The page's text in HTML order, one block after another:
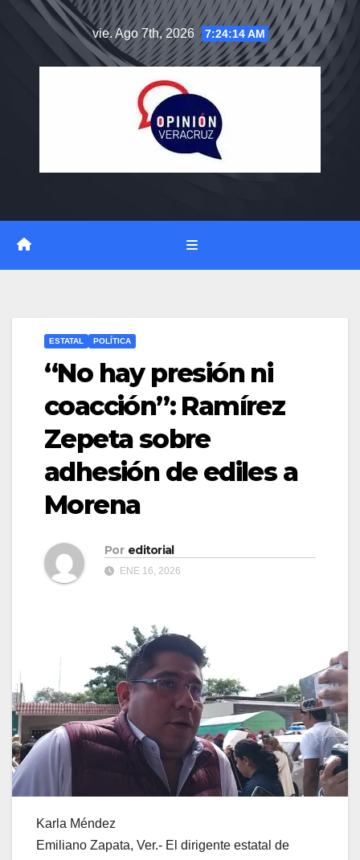
vie. Ago 7th, 2026 7:24:15 AM
ESTATAL POLÍTICA
“No hay presión ni
coacción”: Ramírez
Zepeta sobre
adhesión de ediles a
Morena
Por editorial
ENE 16, 2026
Karla Méndez
Emiliano Zapata, Ver.- El dirigente estatal de